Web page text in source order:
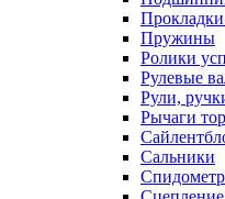
Пружины
Ролики
Рулевые
Рули,
Рычаги
Сальники